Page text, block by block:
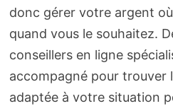
donc gérer votre argent
quand vous le souhaitez.
conseillers en ligne
accompagné pour trouver
adaptée à votre situation